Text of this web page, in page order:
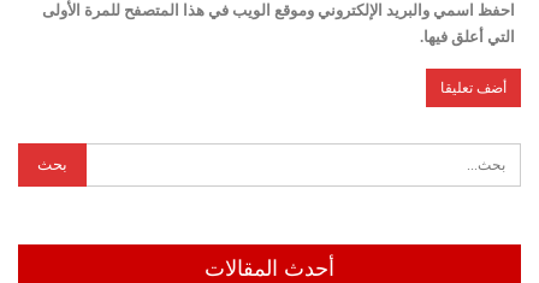
احفظ اسمي والبريد الإلكتروني وموقع الويب في هذا المتصفح للمرة الأولى
التي أعلق فيها.
أحدث المقالات